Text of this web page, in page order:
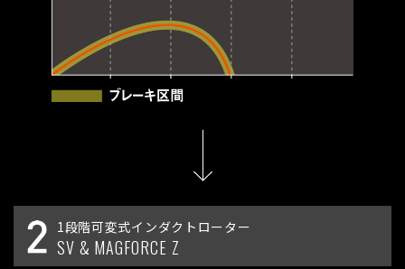
1段階可変式インダクトローター
SV & MAGFORCE Z